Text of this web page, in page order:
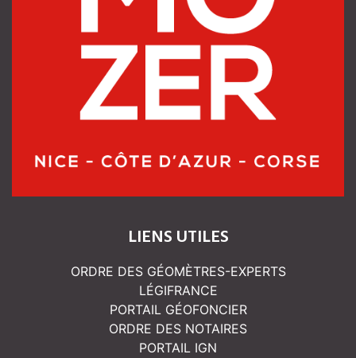
LIENS UTILES
ORDRE DES GÉOMÈTRES-EXPERTS
LÉGIFRANCE
PORTAIL GÉOFONCIER
ORDRE DES NOTAIRES
PORTAIL IGN